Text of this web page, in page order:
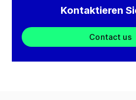
Kontaktieren
Contact us